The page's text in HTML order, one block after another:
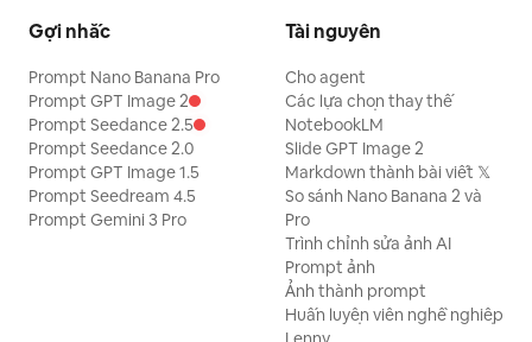
Gợi nhắc
Prompt Nano Banana Pro
Prompt GPT Image 2
Prompt Seedance 2.5
Prompt Seedance 2.0
Prompt GPT Image 1.5
Prompt Seedream 4.5
Prompt Gemini 3 Pro
Tài nguyên
Cho agent
Các lựa chọn thay thế
NotebookLM
Slide GPT Image 2
Markdown thành bài viết 𝕏
So sánh Nano Banana 2 và
Pro
Trình chỉnh sửa ảnh AI
Prompt ảnh
Ảnh thành prompt
Huấn luyện viên nghề nghiệp